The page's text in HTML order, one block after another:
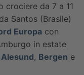
da 7 a 11
Santos (Brasile)
Europa con
in estate
Alesund, Bergen e